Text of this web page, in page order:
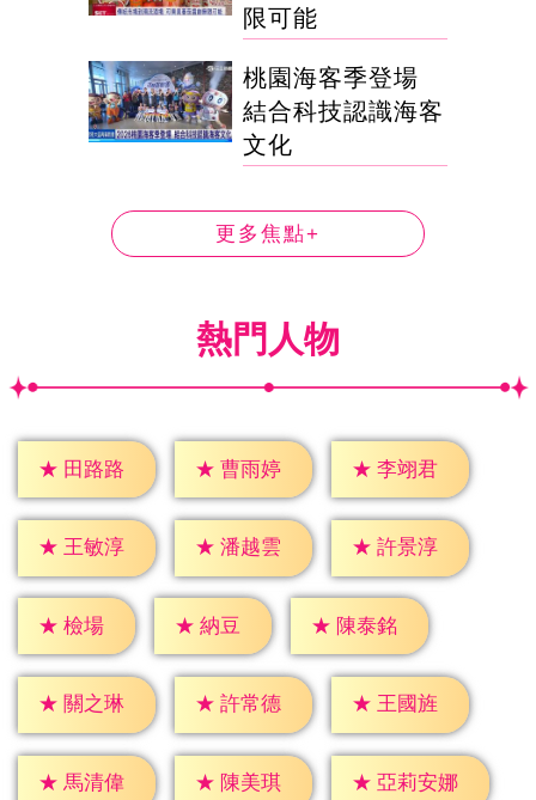
限可能
桃園海客季登場
結合科技認識海客
文化
更多焦點+
熱門人物
★ 田路路 ★ 曹雨婷 ★ 李翊君
★ 王敏淳 ★ 潘越雲 ★ 許景淳
★ 檢場 ★ 納豆 ★ 陳泰銘
★ 關之琳 ★ 許常德 ★ 王國旌
★ 馬清偉 ★ 陳美琪 ★ 亞莉安娜